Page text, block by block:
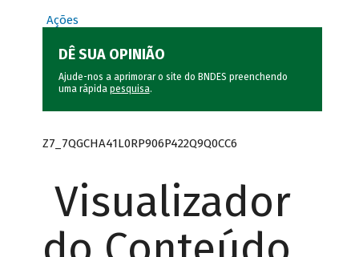
Ações
DÊ SUA OPINIÃO
Ajude-nos a aprimorar o site do BNDES preenchendo
uma rápida pesquisa.
Z7_7QGCHA41L0RP906P422Q9Q0CC6
Visualizador